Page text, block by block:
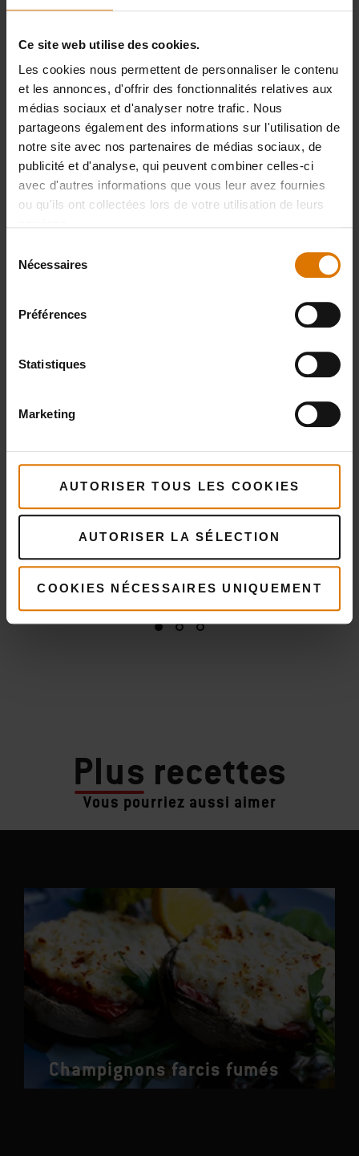
Ce site web utilise des cookies.
Les cookies nous permettent de personnaliser le contenu
et les annonces, d'offrir des fonctionnalités relatives aux
médias sociaux et d'analyser notre trafic. Nous
partageons également des informations sur l'utilisation de
notre site avec nos partenaires de médias sociaux, de
publicité et d'analyse, qui peuvent combiner celles-ci
avec d'autres informations que vous leur avez fournies
ou qu'ils ont collectées lors de votre utilisation de leurs
Nécessaires
Préférences
Statistiques
Marketing
AUTORISER TOUS LES COOKIES
AUTORISER LA SÉLECTION
COOKIES NÉCESSAIRES UNIQUEMENT
PRINT THIS LIST
Préparons-nous
Accessoires
détails
légumes
Deluxe
Plusrecettes
Champignons farcis fumés